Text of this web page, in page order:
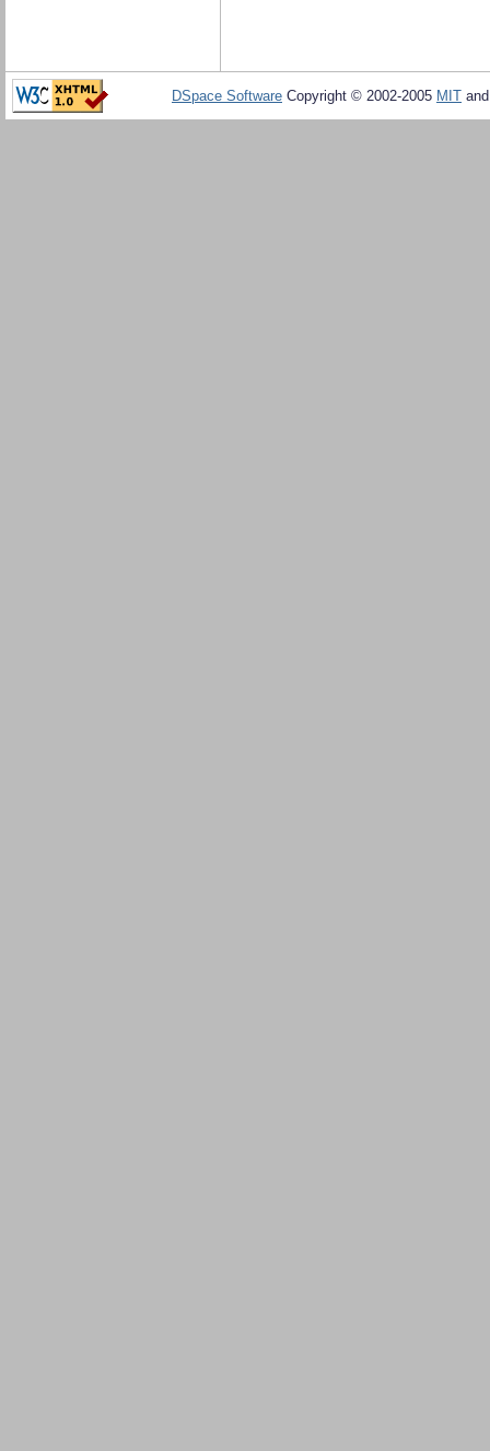
DSpace Software Copyright © 2002-2005 MIT